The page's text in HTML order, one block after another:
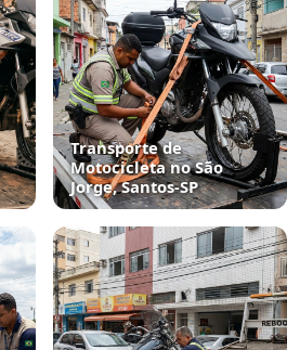
Transporte de
Motocicleta no São
Jorge, Santos‑SP